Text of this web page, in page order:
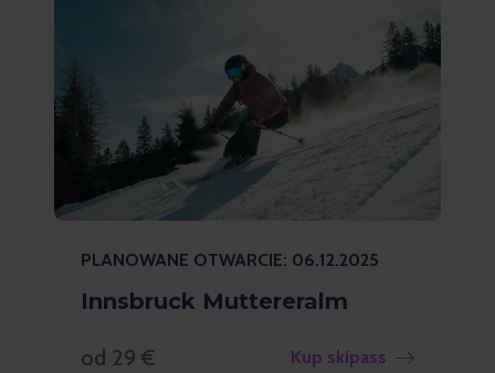
PLANOWANE OTWARCIE: 06.12.2025
Innsbruck Muttereralm
od 29 € Kup skipass